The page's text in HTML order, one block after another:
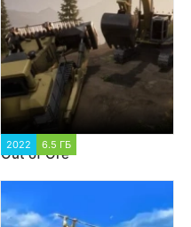
2022 6.5 ГБ
Out of Ore